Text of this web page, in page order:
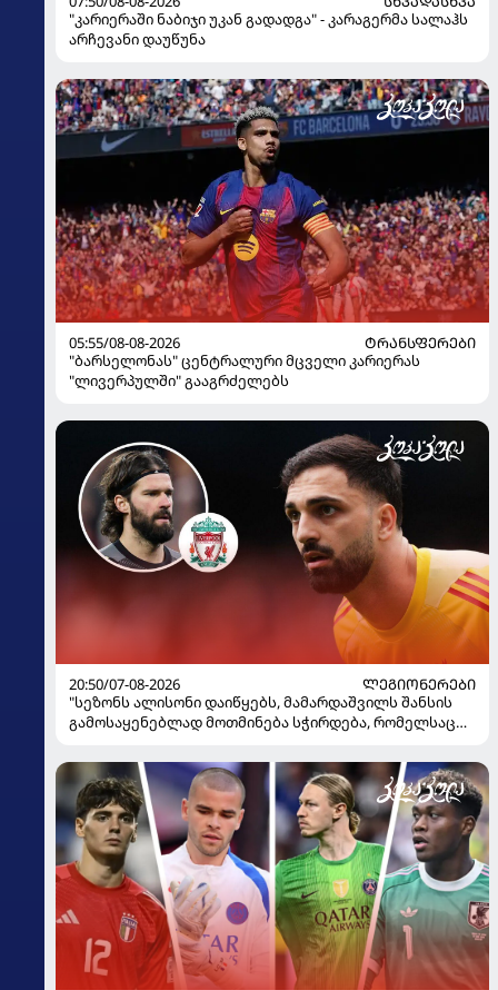
"კარიერაში ნაბიჯი უკან გადადგა" - კარაგერმა სალაჰს
არჩევანი დაუწუნა
05:55/08-08-2026
ᲢᲠᲐᲜᲡᲤᲔᲠᲔᲑᲘ
"ბარსელონას" ცენტრალური მცველი კარიერას
"ლივერპულში" გააგრძელებს
20:50/07-08-2026
ᲚᲔᲒᲘᲝᲜᲔᲠᲔᲑᲘ
"სეზონს ალისონი დაიწყებს, მამარდაშვილს შანსის
გამოსაყენებლად მოთმინება სჭირდება, რომელსაც
ყოფილმა მეკარემ